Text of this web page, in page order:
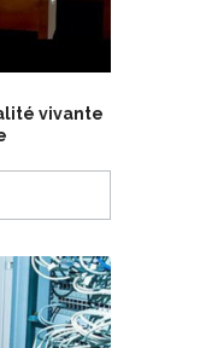
vivante